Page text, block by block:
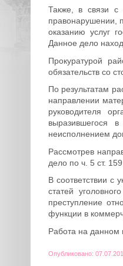
Также, в связи с
правонарушении,
оказанию услуг
Данное дело
Прокуратурой
обязательств со
По результатам
направлении
руководителя
выразившегося
неисполнением
Рассмотрев
дело по ч. 5 ст.
В соответствии
статей
преступление
функции в
Работа на данном
Опубликовано: